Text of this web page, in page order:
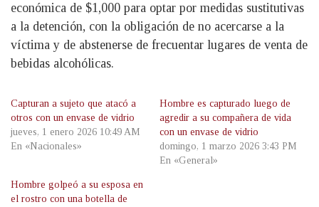
económica de $1,000 para optar por medidas sustitutivas
a la detención, con la obligación de no acercarse a la
víctima y de abstenerse de frecuentar lugares de venta de
bebidas alcohólicas.
Capturan a sujeto que atacó a
otros con un envase de vidrio
jueves, 1 enero 2026 10:49 AM
En «Nacionales»
Hombre es capturado luego de
agredir a su compañera de vida
con un envase de vidrio
domingo, 1 marzo 2026 3:43 PM
En «General»
Hombre golpeó a su esposa en
el rostro con una botella de